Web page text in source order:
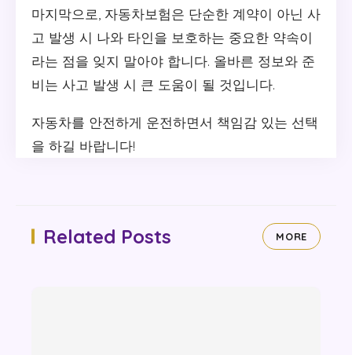
마지막으로, 자동차보험은 단순한 계약이 아닌 사
고 발생 시 나와 타인을 보호하는 중요한 약속이
라는 점을 잊지 말아야 합니다. 올바른 정보와 준
비는 사고 발생 시 큰 도움이 될 것입니다.
자동차를 안전하게 운전하면서 책임감 있는 선택
을 하길 바랍니다!
Related Posts MORE